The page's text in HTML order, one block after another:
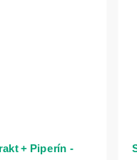
+ Piperín -